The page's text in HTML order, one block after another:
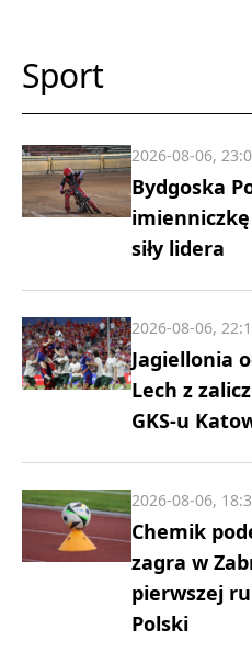
Sport
Bydgoska
imienniczkę
siły lidera
2026-08-06,
Jagiellonia
Lech z
GKS-u
2026-08-06,
Chemik
zagra w
pierwszej
Polski
2026-08-06,